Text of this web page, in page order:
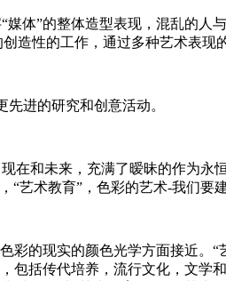
媒体”的整体造型表现，混乱的
造性的工作，通过多种艺术表
进的研究和创意活动。
在和未来，充满了暧昧的作为永
“艺术教育”，色彩的艺术-我们
彩的现实的颜色光学方面接近
包括传代培养，流行文化，文